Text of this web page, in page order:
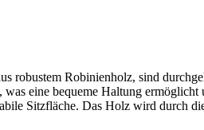
robustem Robinienholz, sind
eine bequeme Haltung ermöglicht
Sitzfläche. Das Holz wird durch